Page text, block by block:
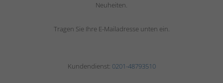
Neuheiten.
Tragen Sie Ihre E-Mailadresse unten ein.
Kundendienst: 0201-48793510